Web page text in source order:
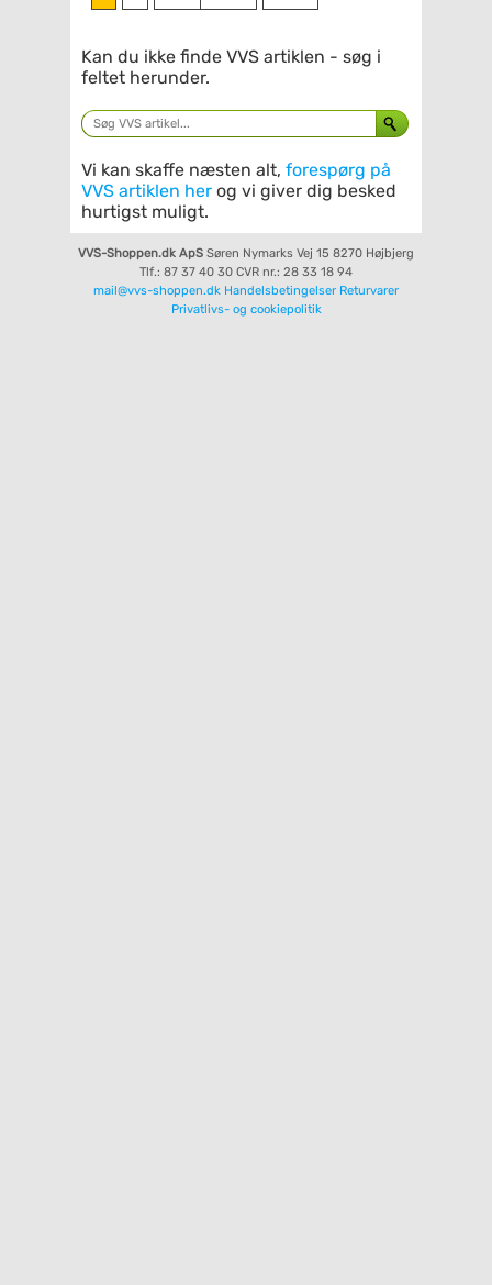
Kan du ikke finde VVS artiklen - søg i
feltet herunder.
Vi kan skaffe næsten alt, forespørg på
VVS artiklen her og vi giver dig besked
hurtigst muligt.
VVS-Shoppen.dk ApS Søren Nymarks Vej 15 8270 Højbjerg
Tlf.: 87 37 40 30 CVR nr.: 28 33 18 94
mail@vvs-shoppen.dk Handelsbetingelser Returvarer
Privatlivs- og cookiepolitik